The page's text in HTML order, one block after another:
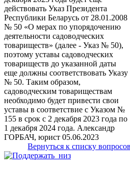
действовать Указ Президента
Республики Беларусь от 28.01.2008
№ 50 «О мерах по упорядочению
деятельности садоводческих
товариществ» (далее - Указ № 50),
поэтому уставы садоводческих
товариществ до указанной даты
еще должны соответствовать Указу
№ 50. Таким образом,
садоводческим товариществам
необходимо будет привести свои
уставы в соответствие с Указом №
155 в срок с 2 декабря 2023 года по
1 декабря 2024 года. Александр
ГОРБАЧ, юрист 05.06.2023
Вернуться к списку вопросов